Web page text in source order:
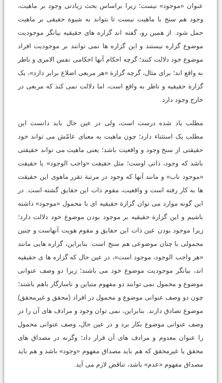
عنوان «موجود» نیست؛ زیرا براساس بحث زیادتی وجود بر ماهیت،
وجود هم سنج با ماهیت نیست تا بتواند به شیوة حقیقی بر ماهیت
حمل شود. از همین رو، گفته اند گزاره های حقیقیه بیانگر موجودیت
موضوع گزاره نیستند و این گزاره ها نمی توانند بر موجودیت افراد
موضوع خود دلالت کنند؛ گرچه احکام آنها احکامی نفس الامری و ناظر
به واقع اند؛ برای مثال، گرچه گزارة «هر مربعی اضلاع برابر دارد»، یک
گزارة حقیقیه و ناظر به واقع است، اما دلالت نمی کند که مربعی در
خارج وجود دارد.
مطلب یاد شده درست است، ولی در عین حال باید دانست این
مطلب یک استثناء دارد؛ چون ماهیت به معنای عامّش می تواند خود
حقیقتی از سنخ وجود و واقعیت باشد؛ یعنی ماهیت می تواند حقیقتی
باشد که وجود، ذاتی اوست؛ مثل حقیقت «واجب الوجود» یا حقیقت
«موجود ناب» و مانند آنها که وجود در مرتبة تقرر ماهوی این حقیقت
ها به کار رفته است و واقعیت، مقوم ذات این حقایق گشته است. در
این گونه موارد می توان گزارة حقیقیه ای با محمول «موجود» داشته
باشیم و این گزارة حقیقیه بر موجود بودن موضوع خود دلالت دارد؛
زیرا موجود بودن عین ذات این حقایق و مقوم هویت آنهاست و چنین
محمولی با چنان موضوعی هم سنخ است. بنابراین، گزاره هایی مانند
«هر واجب الوجود، موجود است»، در عین حال که گزاره ها ی حقیقیه
اند، بیانگر موجودیت موضوع خود می باشند؛ زیرا دو وصف عنوانی
موضوع و محمول نمی توانند دو مفهوم متباین و ناسازگار باهم باشند؛
چون دو وصف عنوانی موضوع و محمول در افراد (محقق و غیرمحقق)
موضوع تصادق دارند. بنابراین، نمی توان وجود و مرادف های آن را در
وصف عنوانی موضوع بکار برد و در عین حال، وصف عنوانی محمول
را عنوان معدوم و مرادف های آن قرار داد؛ وگرنه در مصداق های
محقق یا غیرمحقق که هم باید مصداق مفهوم «وجود» باشد و هم باید
مصداق مفهوم «عدم» باشد، تناقض لازم می آید.